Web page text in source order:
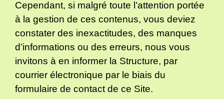
Cependant, si malgré toute l’attention portée
à la gestion de ces contenus, vous deviez
constater des inexactitudes, des manques
d’informations ou des erreurs, nous vous
invitons à en informer la Structure, par
courrier électronique par le biais du
formulaire de contact de ce Site.